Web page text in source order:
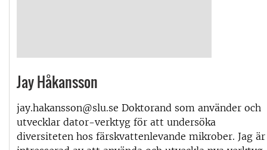
Jay Håkansson
jay.hakansson@slu.se Doktorand som använder och
utvecklar dator-verktyg för att undersöka
diversiteten hos färskvattenlevande mikrober. Jag är